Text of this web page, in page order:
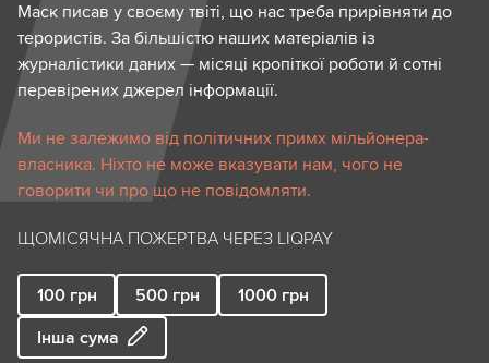
Маск писав у своєму твіті, що нас треба прирівняти до
терористів. За більшістю наших матеріалів із
журналістики даних — місяці кропіткої роботи й сотні
перевірених джерел інформації.
Ми не залежимо від політичних примх мільйонера-
власника. Ніхто не може вказувати нам, чого не
говорити чи про що не повідомляти.
ЩОМІСЯЧНА ПОЖЕРТВА ЧЕРЕЗ LIQPAY
100 грн 500 грн 1000 грн
Інша сума